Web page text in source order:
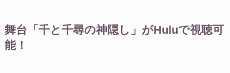
舞台「千と千尋の神隠し」がHuluで視聴可
能！